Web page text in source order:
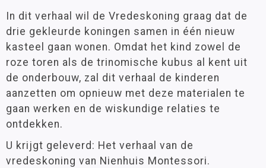
In dit verhaal wil de Vredeskoning graag dat de
drie gekleurde koningen samen in één nieuw
kasteel gaan wonen. Omdat het kind zowel de
roze toren als de trinomische kubus al kent uit
de onderbouw, zal dit verhaal de kinderen
aanzetten om opnieuw met deze materialen te
gaan werken en de wiskundige relaties te
ontdekken.
U krijgt geleverd: Het verhaal van de
vredeskoning van Nienhuis Montessori.